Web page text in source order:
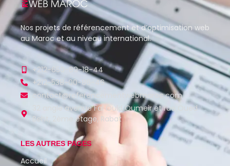
Nos projets de référencement et d’optimisation web
au Maroc et au niveau international.
+212-650-89-18-44
+212-538-00-86-46
contact@referencementwebmaroc.com
32 angle avenue Fal Ould Oumeir et rue Oued
Beht, 2ème étage, Rabat
LES AUTRES PAGES
Accueil